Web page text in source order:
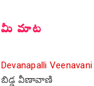
మీ మాట
Devanapalli Veenavani
బిడ్డ వీణావాణి